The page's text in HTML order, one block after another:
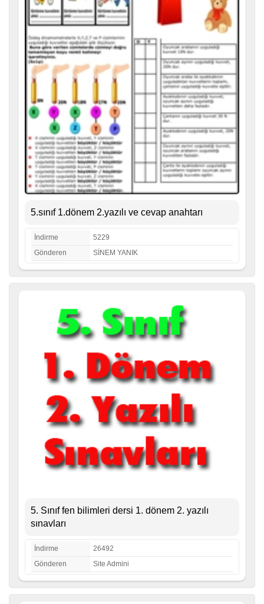
5.sınıf 1.dönem 2.yazılı ve cevap anahtarı
İndirme
5229
Gönderen
SİNEM YANIK
5. Sınıf fen bilimleri dersi 1. dönem 2. yazılı
sınavları
İndirme
26492
Gönderen
Site Admini